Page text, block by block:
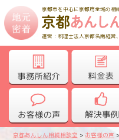
京都市を中心に京都府全域の相
運営：税理士法人京都名南経営
京都あんしん相続相談室 > お客様の声